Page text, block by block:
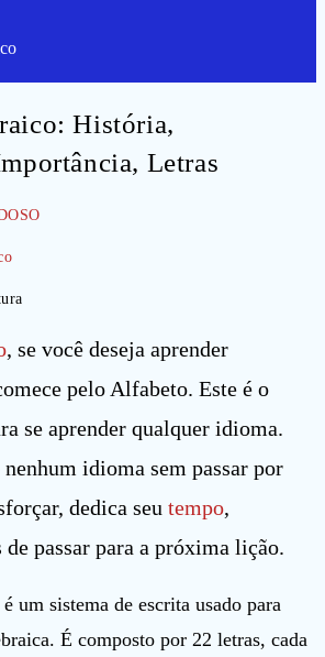
História,
Letras
, se você deseja aprender
pelo Alfabeto. Este é o
se aprender qualquer idioma.
idioma sem passar por
dedica seu tempo,
passar para a próxima lição.
um sistema de escrita usado para
É composto por 22 letras, cada